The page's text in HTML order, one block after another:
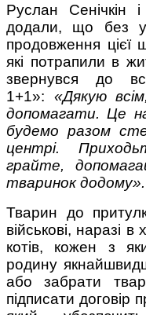
Руслан Сенічкін
додали, що без
продовження цієї
які потрапили в
звернувся до
1+1»: «Дякую
допомагати. Це
будемо разом
центрі.
грайте,
тваринок додому».
Тварин до
військові, наразі
котів, кожен з
родину
або забрати
підписати договір